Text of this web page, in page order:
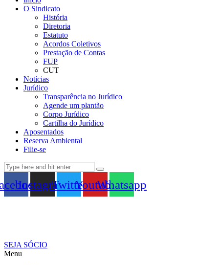
O Sindicato
História
Diretoria
Estatuto
Acordos Coletivos
Prestação de Contas
FUP
CUT
Notícias
Jurídico
Transparência no Jurídico
Agende um plantão
Corpo Jurídico
Cartilha do Jurídico
Aposentados
Reserva Ambiental
Filie-se
InstagramTwitterYoutubeWhatsapp
SEJA SÓCIO
Menu